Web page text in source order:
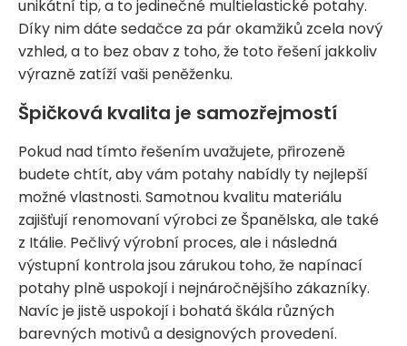
unikátní tip, a to jedinečné multielastické potahy.
Díky nim dáte sedačce za pár okamžiků zcela nový
vzhled, a to bez obav z toho, že toto řešení jakkoliv
výrazně zatíží vaši peněženku.
Špičková kvalita je samozřejmostí
Pokud nad tímto řešením uvažujete, přirozeně
budete chtít, aby vám potahy nabídly ty nejlepší
možné vlastnosti. Samotnou kvalitu materiálu
zajišťují renomovaní výrobci ze Španělska, ale také
z Itálie. Pečlivý výrobní proces, ale i následná
výstupní kontrola jsou zárukou toho, že napínací
potahy plně uspokojí i nejnáročnějšího zákazníky.
Navíc je jistě uspokojí i bohatá škála různých
barevných motivů a designových provedení.